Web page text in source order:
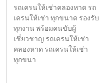
รถเครนให้เช่าคลองหาด รถ
เครนให้เช่า ทุกขนาด รองรับ
ทุกงาน พร้อมคนขับผู้
เชี่ยวชาญ รถเครนให้เช่า
คลองหาด รถเครนให้เช่า
ทุกขนา